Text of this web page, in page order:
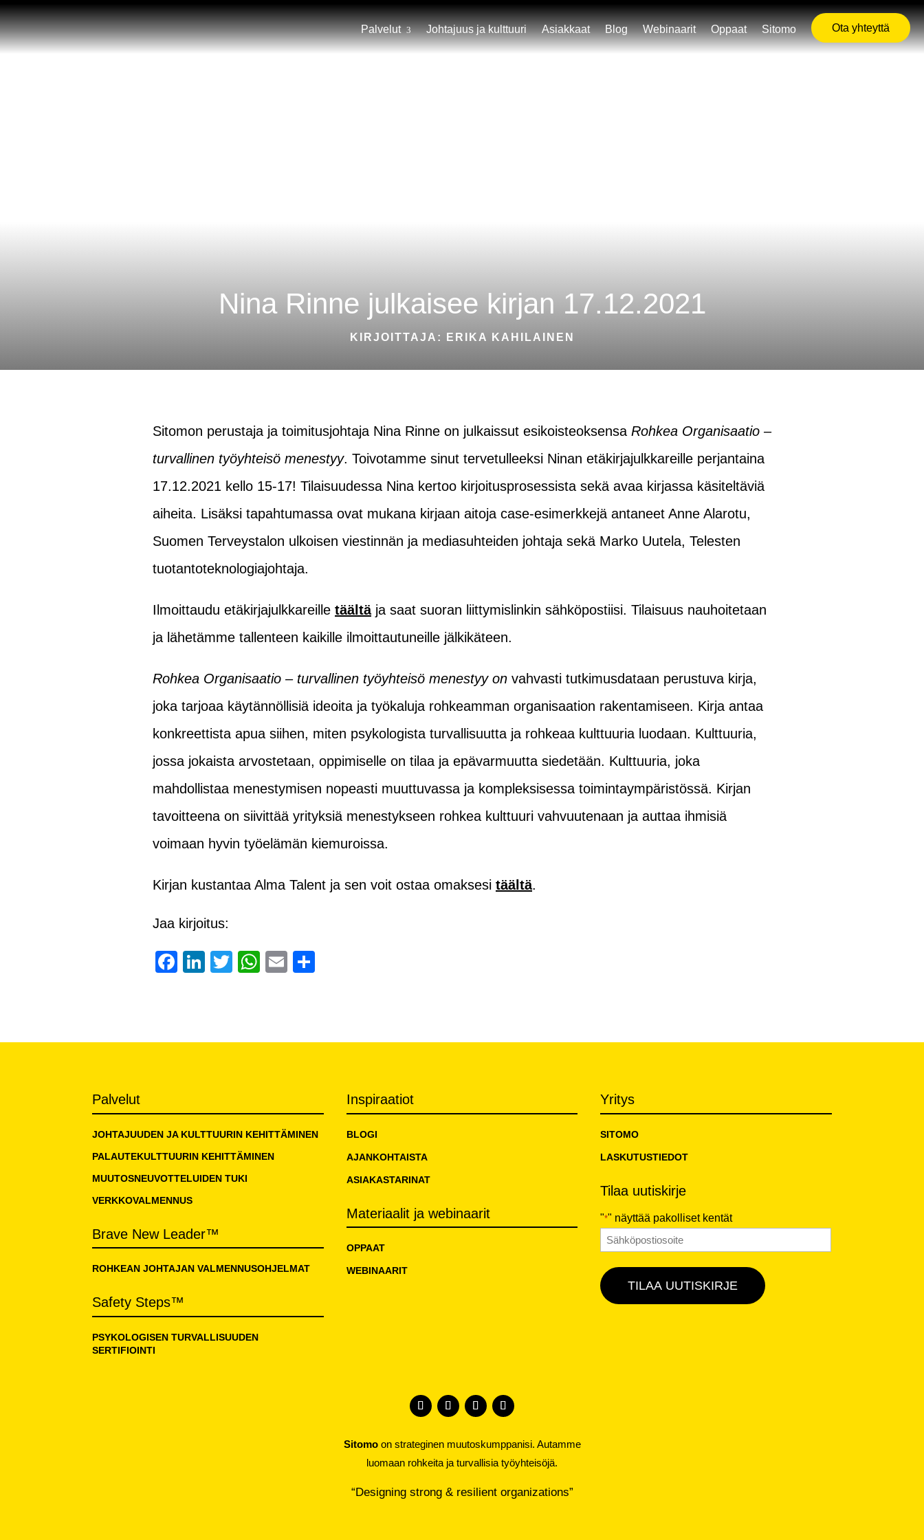
Palvelut Johtajuus ja kulttuuri Asiakkaat Blog Webinaarit Oppaat Sitomo Ota yhteyttä
Nina Rinne julkaisee kirjan 17.12.2021
KIRJOITTAJA: ERIKA KAHILAINEN
Sitomon perustaja ja toimitusjohtaja Nina Rinne on julkaissut esikoisteoksensa Rohkea Organisaatio –
turvallinen työyhteisö menestyy. Toivotamme sinut tervetulleeksi Ninan etäkirjajulkkareille perjantaina
17.12.2021 kello 15-17! Tilaisuudessa Nina kertoo kirjoitusprosessista sekä avaa kirjassa käsiteltäviä
aiheita. Lisäksi tapahtumassa ovat mukana kirjaan aitoja case-esimerkkejä antaneet Anne Alarotu,
Suomen Terveystalon ulkoisen viestinnän ja mediasuhteiden johtaja sekä Marko Uutela, Telesten
tuotantoteknologiajohtaja.
Ilmoittaudu etäkirjajulkkareille täältäja saat suoran liittymislinkin sähköpostiisi. Tilaisuus nauhoitetaan
ja lähetämme tallenteen kaikille ilmoittautuneille jälkikäteen.
Rohkea Organisaatio – turvallinen työyhteisö menestyy on vahvasti tutkimusdataan perustuva kirja,
joka tarjoaa käytännöllisiä ideoita ja työkaluja rohkeamman organisaation rakentamiseen. Kirja antaa
konkreettista apua siihen, miten psykologista turvallisuutta ja rohkeaa kulttuuria luodaan. Kulttuuria,
jossa jokaista arvostetaan, oppimiselle on tilaa ja epävarmuutta siedetään. Kulttuuria, joka
mahdollistaa menestymisen nopeasti muuttuvassa ja kompleksisessa toimintaympäristössä. Kirjan
tavoitteena on siivittää yrityksiä menestykseen rohkea kulttuuri vahvuutenaan ja auttaa ihmisiä
voimaan hyvin työelämän kiemuroissa.
Kirjan kustantaa Alma Talent ja sen voit ostaa omaksesi täältä.
Jaa kirjoitus:
Facebook
LinkedIn
Twitter
WhatsApp
Email
Palvelut
JOHTAJUUDEN JA KULTTUURIN KEHITTÄMINEN
PALAUTEKULTTUURIN KEHITTÄMINEN
MUUTOSNEUVOTTELUIDEN TUKI
VERKKOVALMENNUS
Brave New Leader™
ROHKEAN JOHTAJAN VALMENNUSOHJELMAT
Safety Steps™
PSYKOLOGISEN TURVALLISUUDEN
SERTIFIOINTI
Inspiraatiot
BLOGI
AJANKOHTAISTA
ASIAKASTARINAT
Materiaalit ja webinaarit
OPPAAT
WEBINAARIT
Yritys
SITOMO
LASKUTUSTIEDOT
Tilaa uutiskirje
"*" näyttää pakolliset kentät
Sähköposti*
TILAA UUTISKIRJE
Sitomoon strateginen muutoskumppanisi. Autamme
luomaan rohkeita ja turvallisia työyhteisöjä.
“Designing strong & resilient organizations”